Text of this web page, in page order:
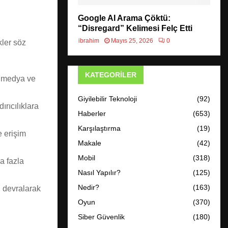
söz
ve
erişim
fazla
devralarak
Google AI Arama Çöktü:
“Disregard” Kelimesi Felç Etti
ibrahim Mayıs 25, 2026 0
KATEGORILER
Giyilebilir Teknoloji
(92)
Haberler
(653)
Karşılaştırma
(19)
Makale
(42)
Mobil
(318)
Nasıl Yapılır?
(125)
Nedir?
(163)
Oyun
(370)
Siber Güvenlik
(180)